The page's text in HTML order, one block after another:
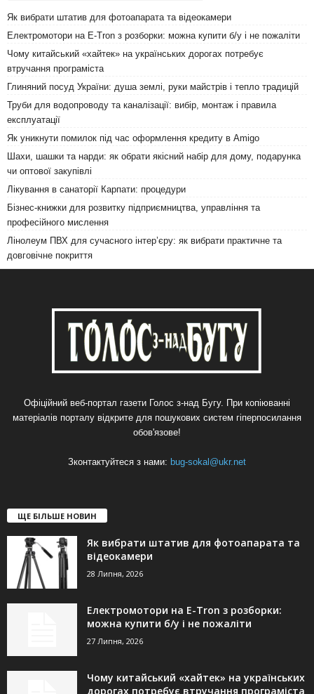
Як вибрати штатив для фотоапарата та відеокамери
Електромотори на E-Tron з розборки: можна купити б/у і не пожаліти
Чому китайський «хайтек» на українських дорогах потребує
втручання програміста
Глиняний посуд України: душа землі, руки майстрів і тепло традицій
Труби для водопроводу та каналізації: вибір, монтаж і правила
експлуатації
Як уникнути помилок під час оформлення кредиту в Amigo
Шахи, шашки та нарди: як обрати якісний набір для дому, подарунка
чи оптової закупівлі
Лікування в санаторії Карпати: процедури
Бізнес-книжки для розвитку підприємництва, управління та
професійного мислення
Лінолеум ПВХ для сучасного інтер’єру: як вибрати практичне та
довговічне покриття
Офіційний веб-портал газети Голос з-над Бугу. При копіюванні
матеріалів порталу відкрите для пошукових систем гіперпосилання
обов'язове!
Зконтактуйтеся з нами: bug-sokal@ukr.net
ЩЕ БІЛЬШЕ НОВИН
Як вибрати штатив для фотоапарата та
відеокамери
28 Липня, 2026
Електромотори на E-Tron з розборки:
можна купити б/у і не пожаліти
27 Липня, 2026
Чому китайський «хайтек» на українських
дорогах потребує втручання програміста